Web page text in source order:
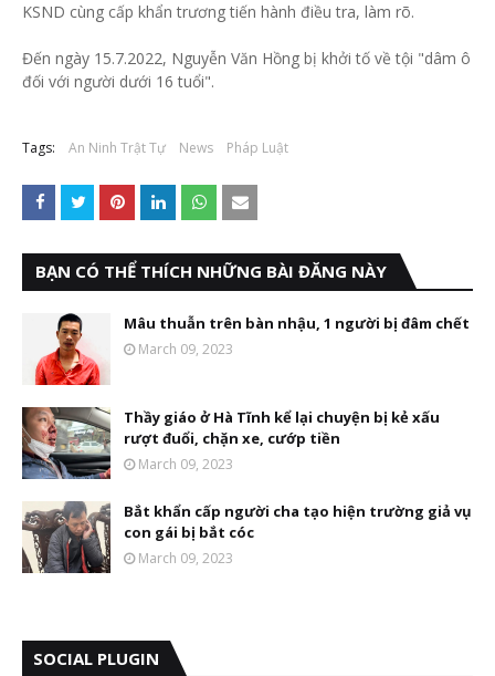
KSND cùng cấp khẩn trương tiến hành điều tra, làm rõ.
Đến ngày 15.7.2022, Nguyễn Văn Hồng bị khởi tố về tội "dâm ô
đối với người dưới 16 tuổi".
Tags: An Ninh Trật Tự News Pháp Luật
BẠN CÓ THỂ THÍCH NHỮNG BÀI ĐĂNG NÀY
Mâu thuẫn trên bàn nhậu, 1 người bị đâm chết
March 09, 2023
Thầy giáo ở Hà Tĩnh kể lại chuyện bị kẻ xấu
rượt đuổi, chặn xe, cướp tiền
March 09, 2023
Bắt khẩn cấp người cha tạo hiện trường giả vụ
con gái bị bắt cóc
March 09, 2023
SOCIAL PLUGIN